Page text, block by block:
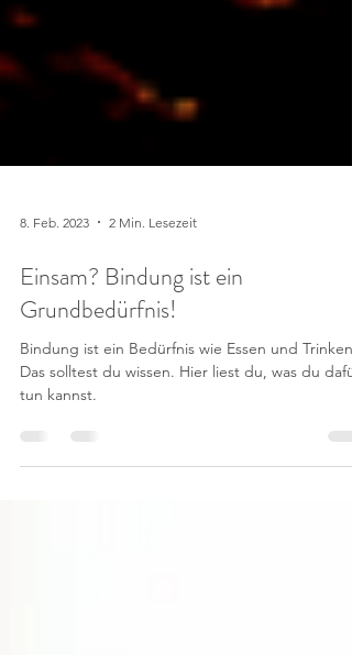
8. Feb. 2023 2 Min. Lesezeit
Einsam? Bindung ist ein
Grundbedürfnis!
Bindung ist ein Bedürfnis wie Essen und Trinken.